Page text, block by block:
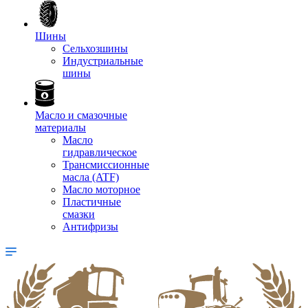
Шины
Сельхозшины
Индустриальные
шины
Масло и смазочные
материалы
Масло
гидравлическое
Трансмиссионные
масла (ATF)
Масло моторное
Пластичные
смазки
Антифризы